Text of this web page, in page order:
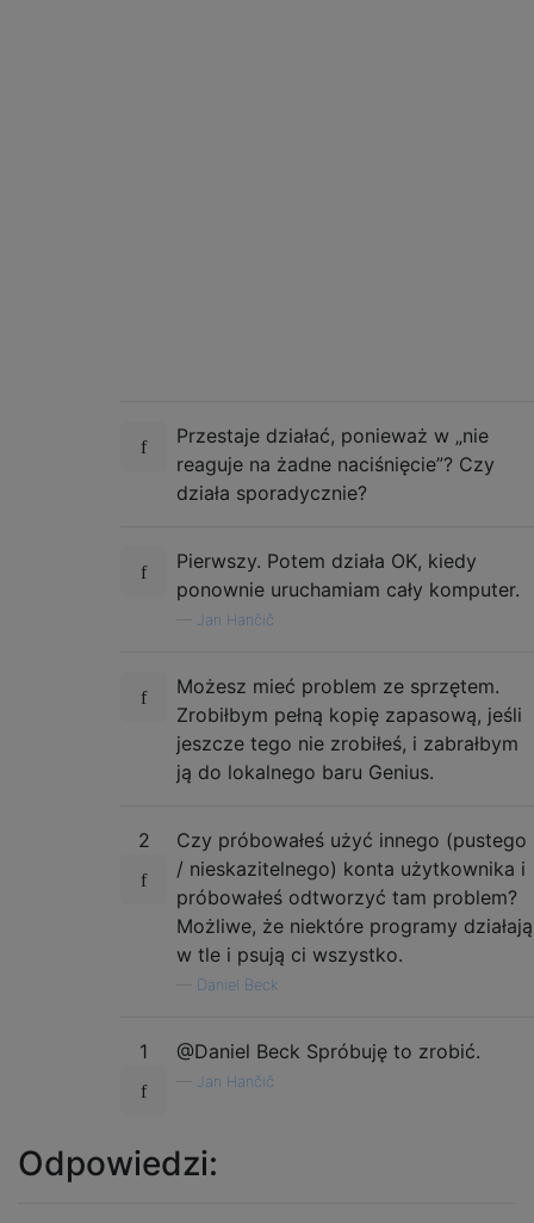
Przestaje działać, ponieważ w „nie
reaguje na żadne naciśnięcie”? Czy
działa sporadycznie?
Pierwszy. Potem działa OK, kiedy
ponownie uruchamiam cały komputer.
Jan Hančič
Możesz mieć problem ze sprzętem.
Zrobiłbym pełną kopię zapasową, jeśli
jeszcze tego nie zrobiłeś, i zabrałbym
ją do lokalnego baru Genius.
2
Czy próbowałeś użyć innego (pustego
/ nieskazitelnego) konta użytkownika i
próbowałeś odtworzyć tam problem?
Możliwe, że niektóre programy działają
w tle i psują ci wszystko.
Daniel Beck
1 @Daniel Beck Spróbuję to zrobić.
Jan Hančič
Odpowiedzi: